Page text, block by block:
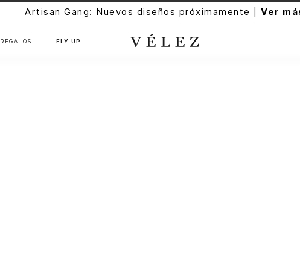
Artisan Gang: Nuevos diseños próximamente |Ver
REGALOS FLY UP